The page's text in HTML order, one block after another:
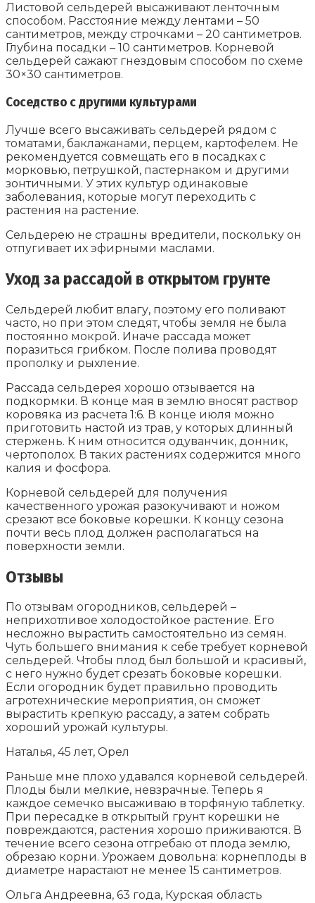
Листовой сельдерей высаживают ленточным
способом. Расстояние между лентами – 50
сантиметров, между строчками – 20 сантиметров.
Глубина посадки – 10 сантиметров. Корневой
сельдерей сажают гнездовым способом по схеме
30×30 сантиметров.
Соседство с другими культурами
Лучше всего высаживать сельдерей рядом с
томатами, баклажанами, перцем, картофелем. Не
рекомендуется совмещать его в посадках с
морковью, петрушкой, пастернаком и другими
зонтичными. У этих культур одинаковые
заболевания, которые могут переходить с
растения на растение.
Сельдерею не страшны вредители, поскольку он
отпугивает их эфирными маслами.
Уход за рассадой в открытом грунте
Сельдерей любит влагу, поэтому его поливают
часто, но при этом следят, чтобы земля не была
постоянно мокрой. Иначе рассада может
поразиться грибком. После полива проводят
прополку и рыхление.
Рассада сельдерея хорошо отзывается на
подкормки. В конце мая в землю вносят раствор
коровяка из расчета 1:6. В конце июля можно
приготовить настой из трав, у которых длинный
стержень. К ним относится одуванчик, донник,
чертополох. В таких растениях содержится много
калия и фосфора.
Корневой сельдерей для получения
качественного урожая разокучивают и ножом
срезают все боковые корешки. К концу сезона
почти весь плод должен располагаться на
поверхности земли.
Отзывы
По отзывам огородников, сельдерей –
неприхотливое холодостойкое растение. Его
несложно вырастить самостоятельно из семян.
Чуть большего внимания к себе требует корневой
сельдерей. Чтобы плод был большой и красивый,
с него нужно будет срезать боковые корешки.
Если огородник будет правильно проводить
агротехнические мероприятия, он сможет
вырастить крепкую рассаду, а затем собрать
хороший урожай культуры.
Наталья, 45 лет, Орел
Раньше мне плохо удавался корневой сельдерей.
Плоды были мелкие, невзрачные. Теперь я
каждое семечко высаживаю в торфяную таблетку.
При пересадке в открытый грунт корешки не
повреждаются, растения хорошо приживаются. В
течение всего сезона отгребаю от плода землю,
обрезаю корни. Урожаем довольна: корнеплоды в
диаметре нарастают не менее 15 сантиметров.
Ольга Андреевна, 63 года, Курская область